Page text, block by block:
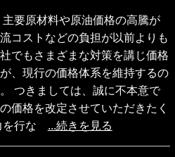
要原材料や原油価格の高騰が
コストなどの負担が以前よりも
でもさまざまな対策を講じ価格
、現行の価格体系を維持するの
つきましては、誠に不本意で
価格を改定させていただきたく
を行な ...続きを見る